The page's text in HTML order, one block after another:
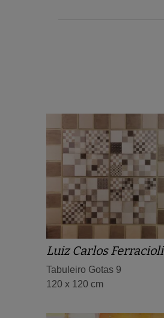
Luiz Carlos Ferracioli
Tabuleiro Gotas 9
120 x 120 cm